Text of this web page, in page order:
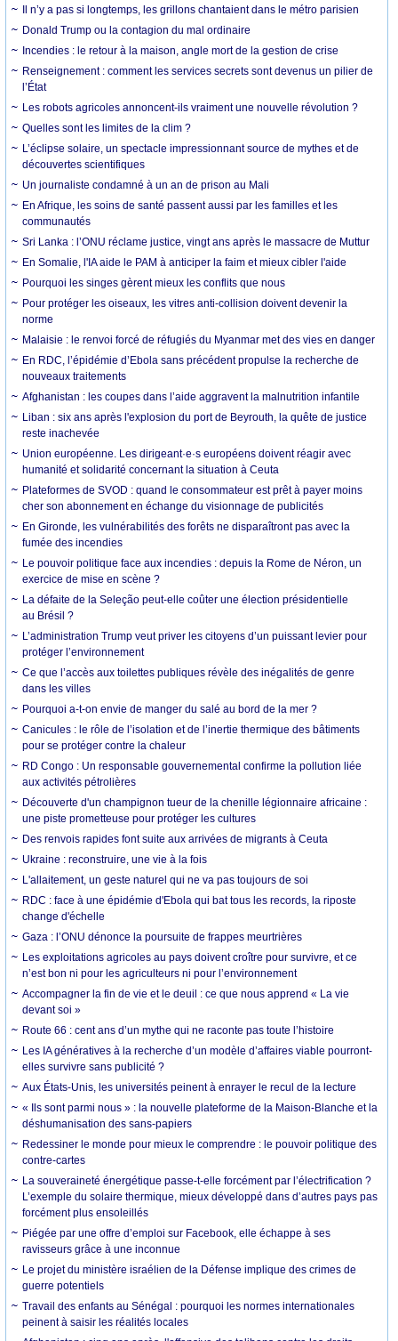
Il n’y a pas si longtemps, les grillons chantaient dans le métro parisien
Donald Trump ou la contagion du mal ordinaire
Incendies : le retour à la maison, angle mort de la gestion de crise
Renseignement : comment les services secrets sont devenus un pilier de
l’État
Les robots agricoles annoncent-ils vraiment une nouvelle révolution ?
Quelles sont les limites de la clim ?
L’éclipse solaire, un spectacle impressionnant source de mythes et de
découvertes scientifiques
Un journaliste condamné à un an de prison au Mali
En Afrique, les soins de santé passent aussi par les familles et les
communautés
Sri Lanka : l’ONU réclame justice, vingt ans après le massacre de Muttur
En Somalie, l'IA aide le PAM à anticiper la faim et mieux cibler l'aide
Pourquoi les singes gèrent mieux les conflits que nous
Pour protéger les oiseaux, les vitres anti-collision doivent devenir la
norme
Malaisie : le renvoi forcé de réfugiés du Myanmar met des vies en danger
En RDC, l’épidémie d’Ebola sans précédent propulse la recherche de
nouveaux traitements
Afghanistan : les coupes dans l’aide aggravent la malnutrition infantile
Liban : six ans après l'explosion du port de Beyrouth, la quête de justice
reste inachevée
Union européenne. Les dirigeant·e·s européens doivent réagir avec
humanité et solidarité concernant la situation à Ceuta
Plateformes de SVOD : quand le consommateur est prêt à payer moins
cher son abonnement en échange du visionnage de publicités
En Gironde, les vulnérabilités des forêts ne disparaîtront pas avec la
fumée des incendies
Le pouvoir politique face aux incendies : depuis la Rome de Néron, un
exercice de mise en scène ?
La défaite de la Seleção peut-elle coûter une élection présidentielle
au Brésil ?
L’administration Trump veut priver les citoyens d’un puissant levier pour
protéger l’environnement
Ce que l’accès aux toilettes publiques révèle des inégalités de genre
dans les villes
Pourquoi a-t-on envie de manger du salé au bord de la mer ?
Canicules : le rôle de l’isolation et de l’inertie thermique des bâtiments
pour se protéger contre la chaleur
RD Congo : Un responsable gouvernemental confirme la pollution liée
aux activités pétrolières
Découverte d'un champignon tueur de la chenille légionnaire africaine :
une piste prometteuse pour protéger les cultures
Des renvois rapides font suite aux arrivées de migrants à Ceuta
Ukraine : reconstruire, une vie à la fois
L'allaitement, un geste naturel qui ne va pas toujours de soi
RDC : face à une épidémie d'Ebola qui bat tous les records, la riposte
change d'échelle
Gaza : l’ONU dénonce la poursuite de frappes meurtrières
Les exploitations agricoles au pays doivent croître pour survivre, et ce
n’est bon ni pour les agriculteurs ni pour l’environnement
Accompagner la fin de vie et le deuil : ce que nous apprend « La vie
devant soi »
Route 66 : cent ans d’un mythe qui ne raconte pas toute l’histoire
Les IA génératives à la recherche d’un modèle d’affaires viable pourront-
elles survivre sans publicité ?
Aux États-Unis, les universités peinent à enrayer le recul de la lecture
« Ils sont parmi nous » : la nouvelle plateforme de la Maison-Blanche et la
déshumanisation des sans-papiers
Redessiner le monde pour mieux le comprendre : le pouvoir politique des
contre-cartes
La souveraineté énergétique passe-t-elle forcément par l’électrification ?
L’exemple du solaire thermique, mieux développé dans d’autres pays pas
forcément plus ensoleillés
Piégée par une offre d’emploi sur Facebook, elle échappe à ses
ravisseurs grâce à une inconnue
Le projet du ministère israélien de la Défense implique des crimes de
guerre potentiels
Travail des enfants au Sénégal : pourquoi les normes internationales
peinent à saisir les réalités locales